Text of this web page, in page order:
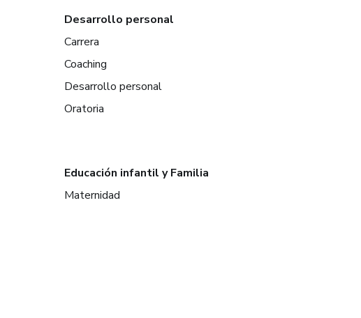
Desarrollo personal
Carrera
Coaching
Desarrollo personal
Oratoria
Educación infantil y Familia
Maternidad